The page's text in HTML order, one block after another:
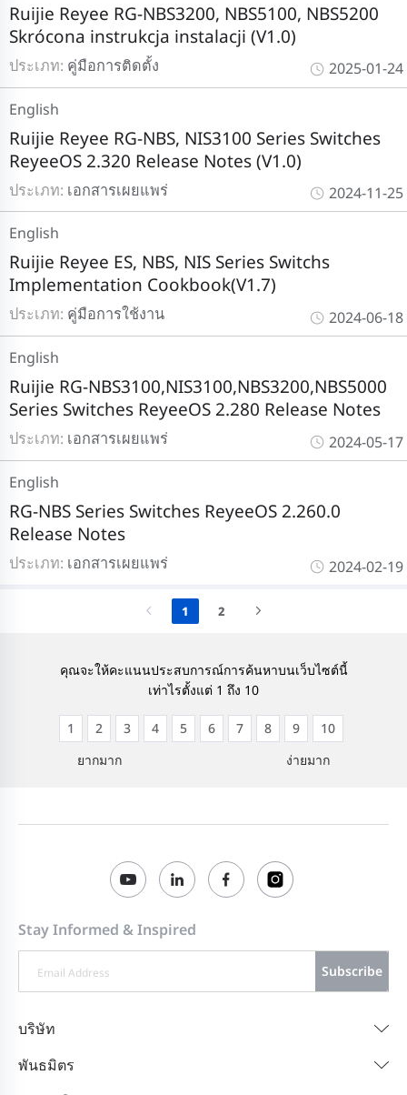
ประเภท: คู่มือการติดตั้ง
Ruijie Reyee RG-NBS3200, NBS5100, NBS5200
Skrócona instrukcja instalacji (V1.0)
2025-01-24
ประเภท: เอกสารเผยแพร่
Ruijie Reyee RG-NBS, NIS3100 Series Switches
ReyeeOS 2.320 Release Notes (V1.0)
English
2024-11-25
ประเภท: คู่มือการใช้งาน
Ruijie Reyee ES, NBS, NIS Series Switchs
Implementation Cookbook(V1.7)
English
2024-06-18
ประเภท: เอกสารเผยแพร่
Ruijie RG-NBS3100,NIS3100,NBS3200,NBS5000
Series Switches ReyeeOS 2.280 Release Notes
English
2024-05-17
ประเภท: เอกสารเผยแพร่
RG-NBS Series Switches ReyeeOS 2.260.0
Release Notes
English
2024-02-19
1 2
คุณจะให้คะแนนประสบการณ์การค้นหาบนเว็บไซต์นี้
เท่าไรตั้งแต่ 1 ถึง 10
ยากมาก
1 2 3 4 5 6 7 8 9
10
ง่ายมาก
Stay Informed & Inspired
Subscribe
บริษัท
พันธมิตร